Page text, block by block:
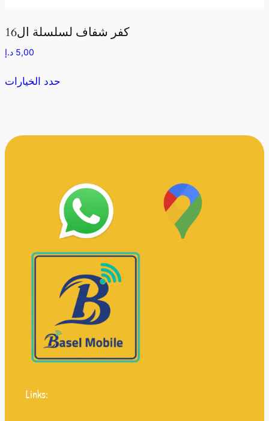
كفر شفاف لسلسلة ال16
5,00 د.إ
حدد الخيارات
Links: